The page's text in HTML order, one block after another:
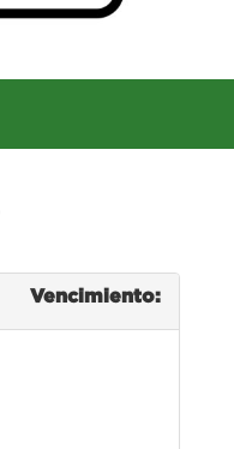
Vencimiento: